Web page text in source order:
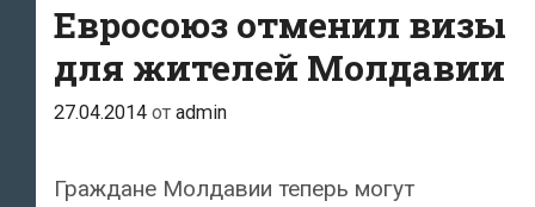
Евросоюз отменил визы
для жителей Молдавии
27.04.2014 от admin
Граждане Молдавии теперь могут